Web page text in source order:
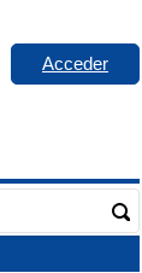
Acceder